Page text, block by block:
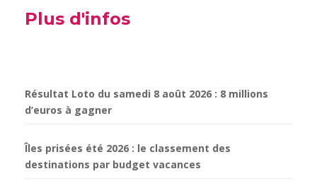
Plus d'infos
Résultat Loto du samedi 8 août 2026 : 8 millions
d’euros à gagner
Îles prisées été 2026 : le classement des
destinations par budget vacances